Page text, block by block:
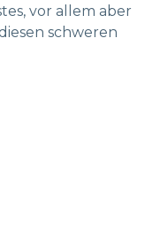
vor allem aber
schweren